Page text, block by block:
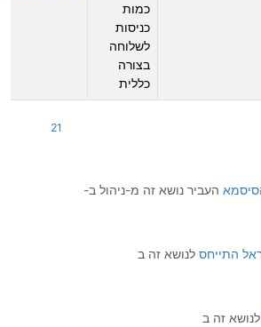
כמות
כניסות
לשלוחה
בצורה
כללית
21
העביר נושא זה מ-ניהול ב-
התייחס לנושא זה ב
לנושא זה ב